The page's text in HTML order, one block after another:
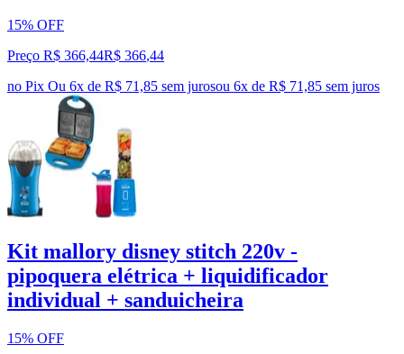
15% OFF
Preço R$ 366,44R$ 366,44
no Pix Ou 6x de R$ 71,85 sem jurosou 6x de R$ 71,85 sem juros
Kit mallory disney stitch 220v -
pipoquera elétrica + liquidificador
individual + sanduicheira
15% OFF